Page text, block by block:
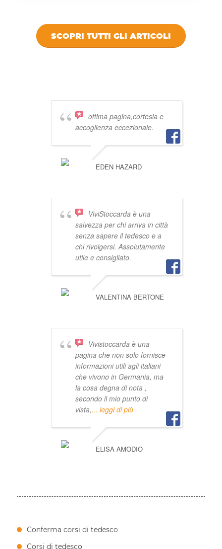
SCOPRI TUTTI GLI ARTICOLI
ottima pagina,cortesia e
accoglienza eccezionale.
EDEN HAZARD
ViviStoccarda è una
salvezza per chi arriva in città
senza sapere il tedesco e a
chi rivolgersi. Assolutamente
utile e consigliato.
VALENTINA BERTONE
Vivistoccarda è una
pagina che non solo fornisce
informazioni utili agli italiani
che vivono in Germania, ma
la cosa degna di nota ,
secondo il mio punto di
vista,... leggi di più
ELISA AMODIO
Conferma corsi di tedesco
Corsi di tedesco